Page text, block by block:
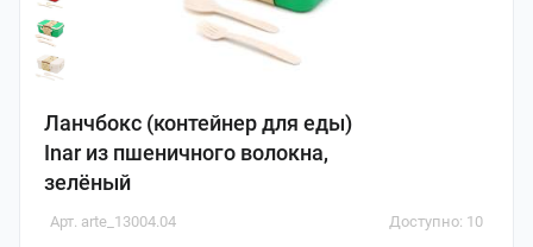
Ланчбокс (контейнер для еды)
Inar из пшеничного волокна,
зелёный
Арт. arte_13004.04 Доступно: 10